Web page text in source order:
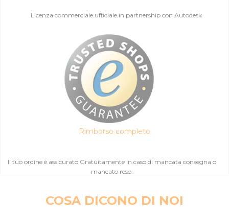
Licenza commerciale ufficiale in partnership con Autodesk
Rimborso completo
Il tuo ordine è assicurato Gratuitamente in caso di mancata consegna o
mancato reso.
COSA DICONO DI NOI